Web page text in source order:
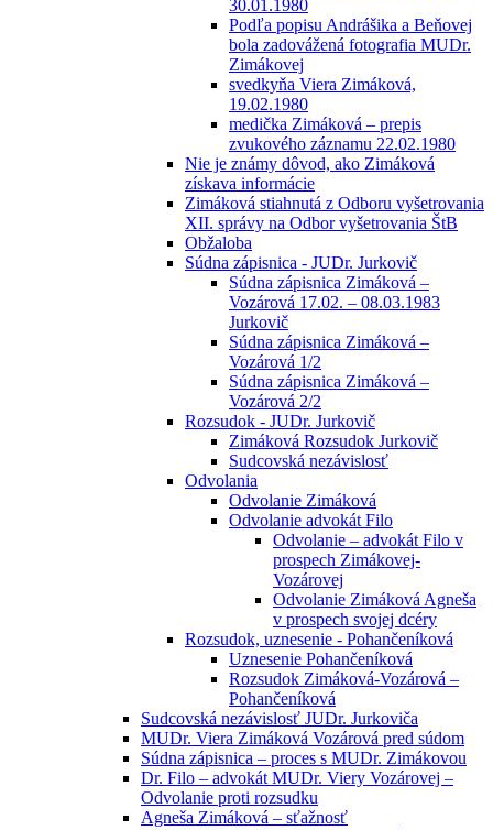
30.01.1980
Podľa popisu Andrášika a Beňovej
bola zadovážená fotografia MUDr.
Zimákovej
svedkyňa Viera Zimáková,
19.02.1980
medička Zimáková – prepis
zvukového záznamu 22.02.1980
Nie je známy dôvod, ako Zimáková
získava informácie
Zimáková stiahnutá z Odboru vyšetrovania
XII. správy na Odbor vyšetrovania ŠtB
Obžaloba
Súdna zápisnica - JUDr. Jurkovič
Súdna zápisnica Zimáková –
Vozárová 17.02. – 08.03.1983
Jurkovič
Súdna zápisnica Zimáková –
Vozárová 1/2
Súdna zápisnica Zimáková –
Vozárová 2/2
Rozsudok - JUDr. Jurkovič
Zimáková Rozsudok Jurkovič
Sudcovská nezávislosť
Odvolania
Odvolanie Zimáková
Odvolanie advokát Filo
Odvolanie – advokát Filo v
prospech Zimákovej-
Vozárovej
Odvolanie Zimáková Agneša
v prospech svojej dcéry
Rozsudok, uznesenie - Pohančeníková
Uznesenie Pohančeníková
Rozsudok Zimáková-Vozárová –
Pohančeníková
Sudcovská nezávislosť JUDr. Jurkoviča
MUDr. Viera Zimáková Vozárová pred súdom
Súdna zápisnica – proces s MUDr. Zimákovou
Dr. Filo – advokát MUDr. Viery Vozárovej –
Odvolanie proti rozsudku
Agneša Zimáková – sťažnosť